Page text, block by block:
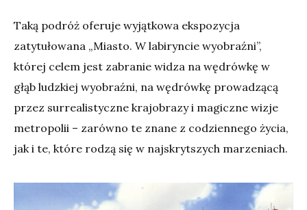
Taką podróż oferuje wyjątkowa ekspozycja
zatytułowana „Miasto. W labiryncie wyobraźni”,
której celem jest zabranie widza na wędrówkę w
głąb ludzkiej wyobraźni, na wędrówkę prowadzącą
przez surrealistyczne krajobrazy i magiczne wizje
metropolii – zarówno te znane z codziennego życia,
jak i te, które rodzą się w najskrytszych marzeniach.